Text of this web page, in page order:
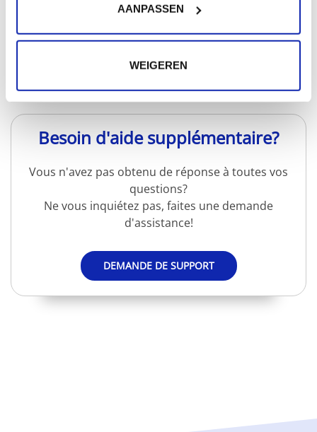
AANPASSEN
WEIGEREN
En savoir plus
Besoin d'aide supplémentaire?
Vous n'avez pas obtenu de réponse à toutes vos
questions?
Ne vous inquiétez pas, faites une demande
d'assistance!
DEMANDE DE SUPPORT